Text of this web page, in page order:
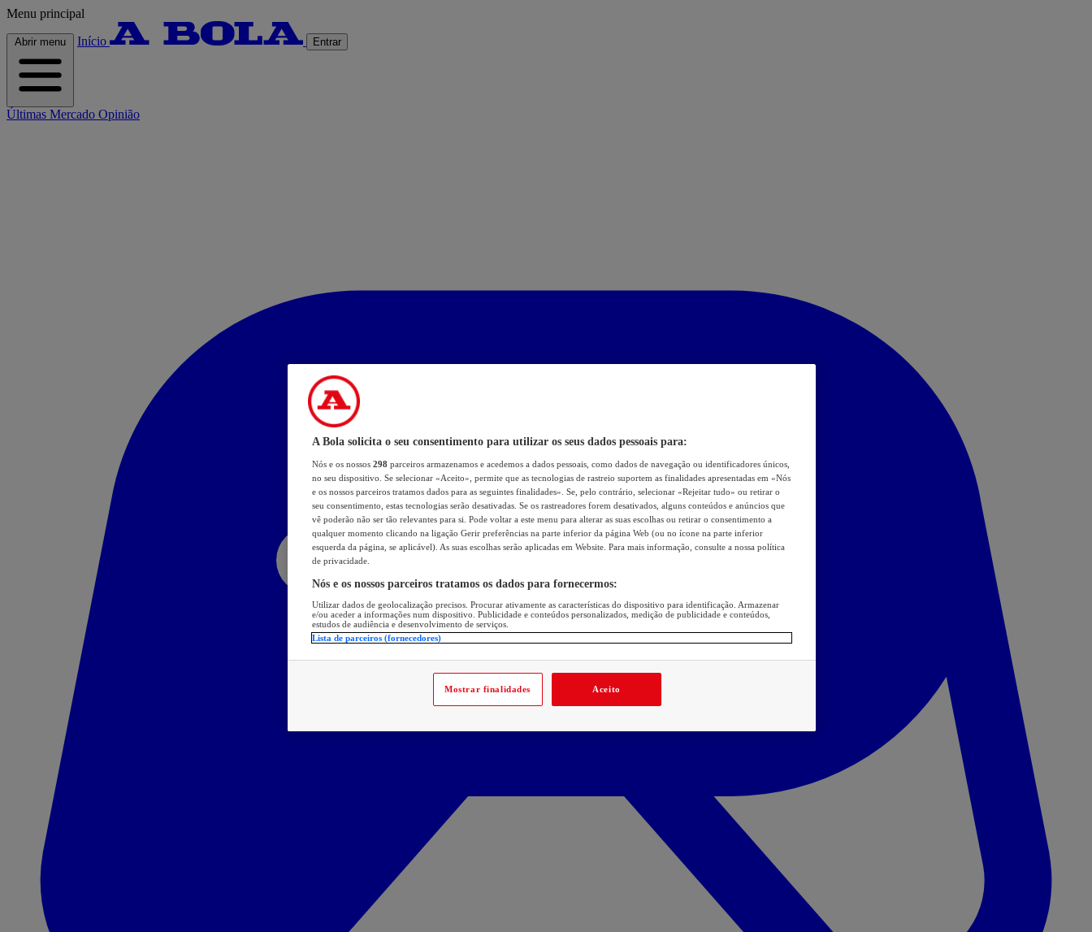
Menu principal
Abrir menu Início Entrar
Últimas Mercado Opinião
A Bola solicita o seu consentimento para utilizar os seus dados pessoais para:
Nós e os nossos 298 parceiros armazenamos e acedemos a dados pessoais, como dados de navegação ou identificadores únicos,
no seu dispositivo. Se selecionar «Aceito», permite que as tecnologias de rastreio suportem as finalidades apresentadas em «Nós
e os nossos parceiros tratamos dados para as seguintes finalidades». Se, pelo contrário, selecionar «Rejeitar tudo» ou retirar o
seu consentimento, estas tecnologias serão desativadas. Se os rastreadores forem desativados, alguns conteúdos e anúncios que
vê poderão não ser tão relevantes para si. Pode voltar a este menu para alterar as suas escolhas ou retirar o consentimento a
qualquer momento clicando na ligação Gerir preferências na parte inferior da página Web (ou no ícone na parte inferior
esquerda da página, se aplicável). As suas escolhas serão aplicadas em Website. Para mais informação, consulte a nossa política
de privacidade.
Nós e os nossos parceiros tratamos os dados para fornecermos:
Utilizar dados de geolocalização precisos. Procurar ativamente as características do dispositivo para identificação. Armazenar
e/ou aceder a informações num dispositivo. Publicidade e conteúdos personalizados, medição de publicidade e conteúdos,
estudos de audiência e desenvolvimento de serviços.
Lista de parceiros (fornecedores)
Mostrar finalidades Aceito